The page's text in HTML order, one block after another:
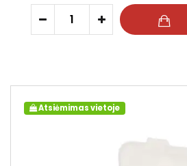
- +
Atsiėmimas vietoje